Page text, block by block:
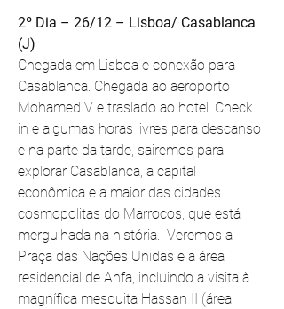
2º Dia – 26/12 – Lisboa/ Casablanca
(J)
Chegada em Lisboa e conexão para
Casablanca. Chegada ao aeroporto
Mohamed V e traslado ao hotel. Check
in e algumas horas livres para descanso
e na parte da tarde, sairemos para
explorar Casablanca, a capital
econômica e a maior das cidades
cosmopolitas do Marrocos, que está
mergulhada na história.  Veremos a
Praça das Nações Unidas e a área
residencial de Anfa, incluindo a visita à
magnífica mesquita Hassan II (área